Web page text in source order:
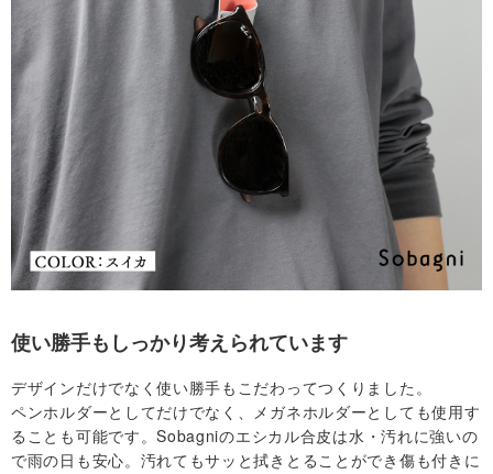
使い勝手もしっかり考えられています
デザインだけでなく使い勝手もこだわってつくりました。
ペンホルダーとしてだけでなく、メガネホルダーとしても使用す
ることも可能です。Sobagniのエシカル合皮は水・汚れに強いの
で雨の日も安心。汚れてもサッと拭きとることができ傷も付きに